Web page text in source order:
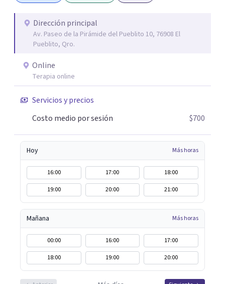
Dirección principal
Av. Paseo de la Pirámide del Pueblito 10, 76908 El
Pueblito, Qro.
Online
Terapia online
Servicios y precios
Costo medio por sesión
$700
Hoy Más horas
16:00 17:00
18:00
19:00
20:00 21:00
Mañana Más horas
00:00 16:00
17:00
18:00
19:00 20:00